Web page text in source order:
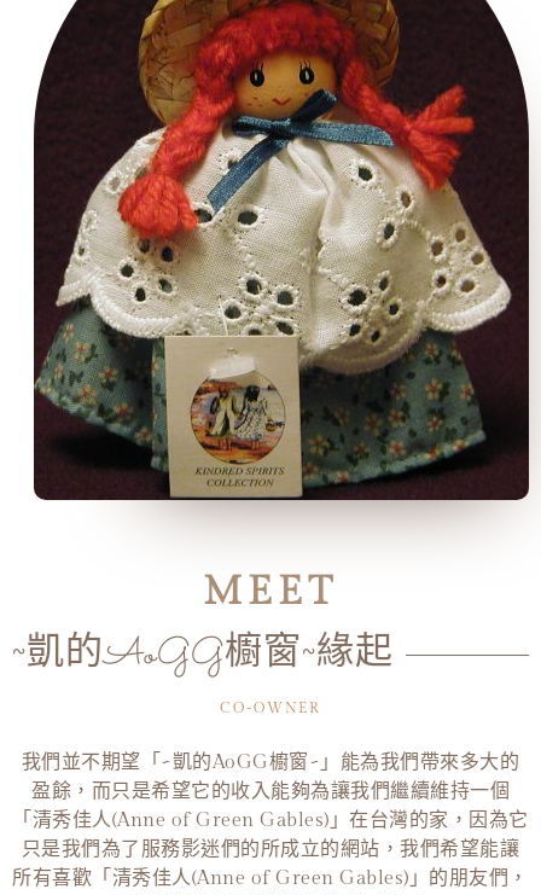
MEET
~凱的AoGG櫥窗~緣起
CO-OWNER
我們並不期望「~凱的AoGG櫥窗~」能為我們帶來多大的
盈餘，而只是希望它的收入能夠為讓我們繼續維持一個
「清秀佳人(Anne of Green Gables)」在台灣的家，因為它
只是我們為了服務影迷們的所成立的網站，我們希望能讓
所有喜歡「清秀佳人(Anne of Green Gables)」的朋友們，